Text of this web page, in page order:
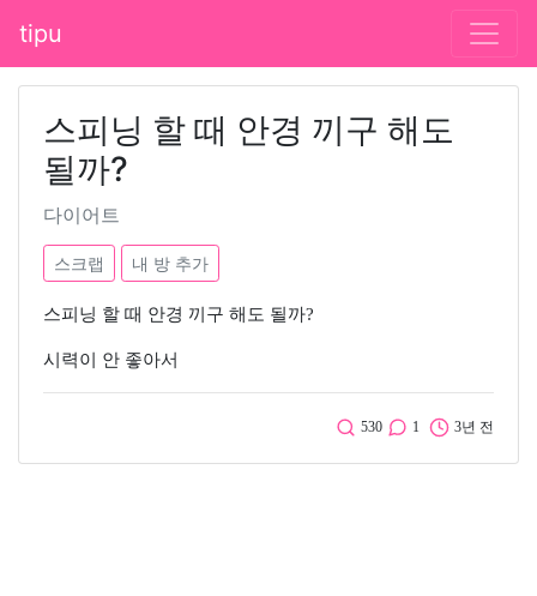
tipu
스피닝 할 때 안경 끼구 해도
될까?
다이어트
스크랩 내 방 추가
스피닝 할 때 안경 끼구 해도 될까?
시력이 안 좋아서
530 1 3년 전